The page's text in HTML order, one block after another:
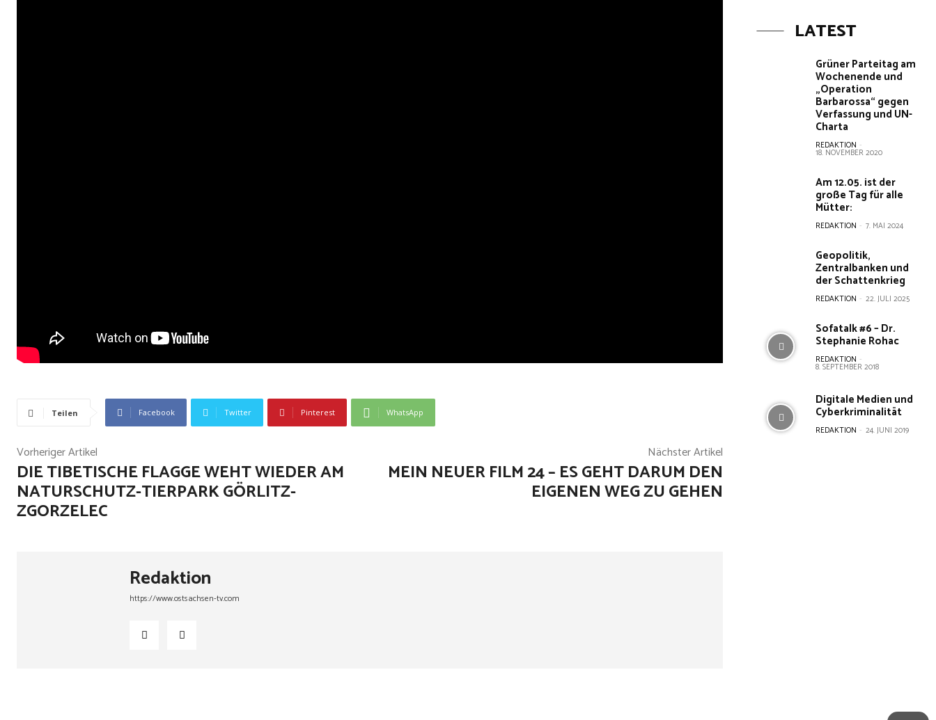
Teilen Facebook Twitter Pinterest WhatsApp
Vorheriger Artikel
DIE TIBETISCHE FLAGGE WEHT WIEDER AM
NATURSCHUTZ-TIERPARK GÖRLITZ-
ZGORZELEC
Nächster Artikel
MEIN NEUER FILM 24 – ES GEHT DARUM DEN
EIGENEN WEG ZU GEHEN
Redaktion
https://www.ostsachsen-tv.com
LATEST
Grüner Parteitag am
Wochenende und
„Operation
Barbarossa“ gegen
Verfassung und UN-
Charta
REDAKTION -
18. NOVEMBER 2020
Am 12.05. ist der
große Tag für alle
Mütter:
REDAKTION - 7. MAI 2024
Geopolitik,
Zentralbanken und
der Schattenkrieg
REDAKTION - 22. JULI 2025
Sofatalk #6 – Dr.
Stephanie Rohac
REDAKTION -
8. SEPTEMBER 2018
Digitale Medien und
Cyberkriminalität
REDAKTION - 24. JUNI 2019